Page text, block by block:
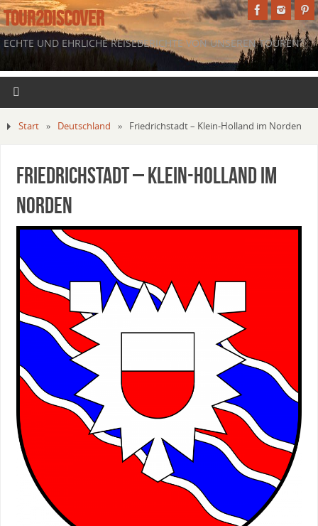
TOUR2DISCOVER
ECHTE UND EHRLICHE REISEBERICHTE VON UNSEREN TOUREN.
Start » Deutschland » Friedrichstadt – Klein-Holland im Norden
Friedrichstadt – Klein-Holland im
Norden